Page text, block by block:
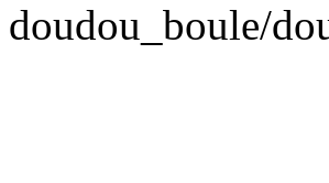
doudou_boule/